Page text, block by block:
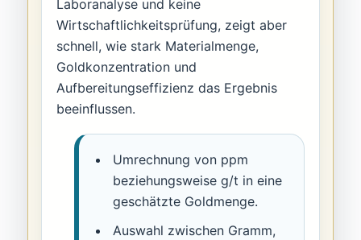
Laboranalyse und keine
Wirtschaftlichkeitsprüfung, zeigt aber
schnell, wie stark Materialmenge,
Goldkonzentration und
Aufbereitungseffizienz das Ergebnis
beeinflussen.
Umrechnung von ppm
beziehungsweise g/t in eine
geschätzte Goldmenge.
Auswahl zwischen Gramm,